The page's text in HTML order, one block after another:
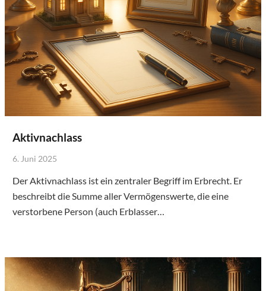
Aktivnachlass
6. Juni 2025
Der Aktivnachlass ist ein zentraler Begriff im Erbrecht. Er
beschreibt die Summe aller Vermögenswerte, die eine
verstorbene Person (auch Erblasser…